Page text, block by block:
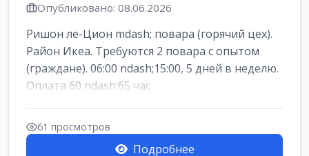
Опубликовано: 08.06.2026
Ришон ле-Цион mdash; повара (горячий цех).
Район Икеа. Требуются 2 повара с опытом
(граждане). 06:00 ndash;15:00, 5 дней в неделю.
Оплата 60 ndash;65 час
61 просмотров
Подробнее